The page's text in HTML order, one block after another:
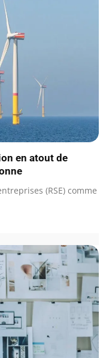
en atout de
(RSE) comme